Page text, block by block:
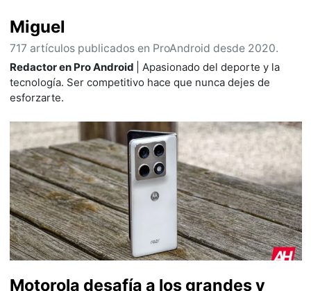
Miguel
717 artículos publicados en ProAndroid desde 2020.
Redactor en Pro Android
| Apasionado del deporte y la
tecnología. Ser competitivo hace que nunca dejes de
esforzarte.
Motorola desafía a los grandes y